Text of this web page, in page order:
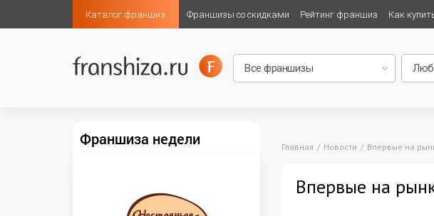
Каталог франшиз Франшизы со скидками Рейтинг франшиз Как
Главная Новости Впервые на
Впервые на
Франшиза недели